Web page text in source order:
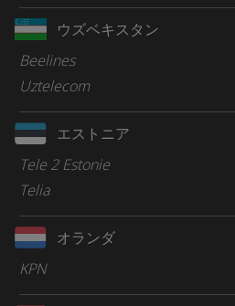
ウズベキスタン
Beelines
Uztelecom
エストニア
Tele 2 Estonie
Telia
オランダ
KPN